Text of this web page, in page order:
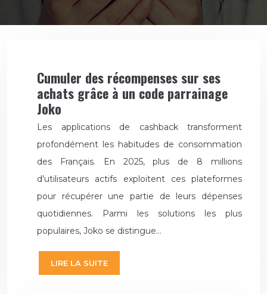
Cumuler des récompenses sur ses
achats grâce à un code parrainage
Joko
Les applications de cashback transforment
profondément les habitudes de consommation
des Français. En 2025, plus de 8 millions
d’utilisateurs actifs exploitent ces plateformes
pour récupérer une partie de leurs dépenses
quotidiennes. Parmi les solutions les plus
populaires, Joko se distingue…
LIRE LA SUITE